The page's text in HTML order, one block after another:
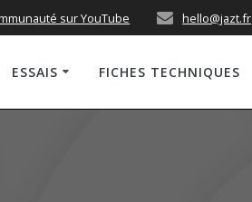
sur YouTube hello@jazt.fr
ESSAIS FICHES TECHNIQUES